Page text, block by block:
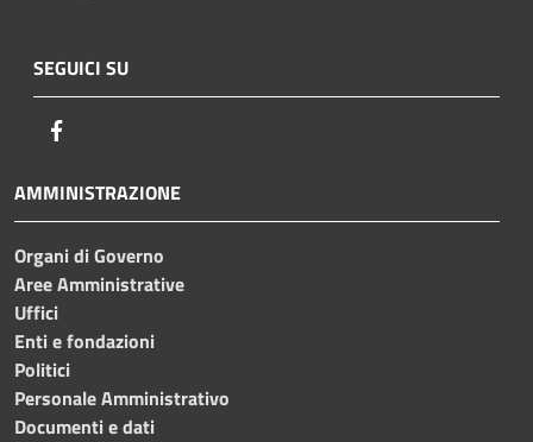
SEGUICI SU
AMMINISTRAZIONE
Organi di Governo
Aree Amministrative
Uffici
Enti e fondazioni
Politici
Personale Amministrativo
Documenti e dati